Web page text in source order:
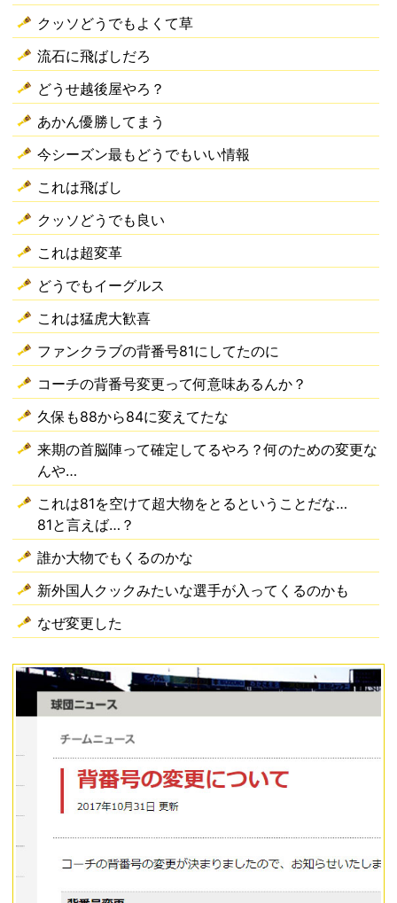
クッソどうでもよくて草
流石に飛ばしだろ
どうせ越後屋やろ？
あかん優勝してまう
今シーズン最もどうでもいい情報
これは飛ばし
クッソどうでも良い
これは超変革
どうでもイーグルス
これは猛虎大歓喜
ファンクラブの背番号81にしてたのに
コーチの背番号変更って何意味あるんか？
久保も88から84に変えてたな
来期の首脳陣って確定してるやろ？何のための変更な
んや…
これは81を空けて超大物をとるということだな…
81と言えば…？
誰か大物でもくるのかな
新外国人クックみたいな選手が入ってくるのかも
なぜ変更した